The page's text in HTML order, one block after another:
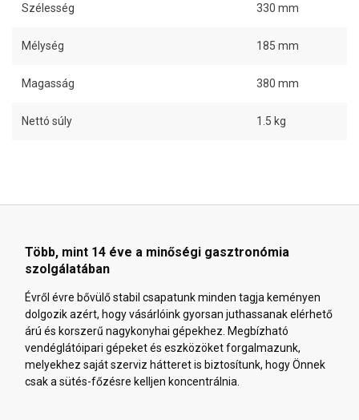
Szélesség 330 mm
Mélység 185 mm
Magasság 380 mm
Nettó súly 1.5 kg
Több, mint 14 éve a minőségi gasztronómia
szolgálatában
Évről évre bővülő stabil csapatunk minden tagja keményen
dolgozik azért, hogy vásárlóink gyorsan juthassanak elérhető
árú és korszerű nagykonyhai gépekhez. Megbízható
vendéglátóipari gépeket és eszközöket forgalmazunk,
melyekhez saját szerviz hátteret is biztosítunk, hogy Önnek
csak a sütés-főzésre kelljen koncentrálnia.